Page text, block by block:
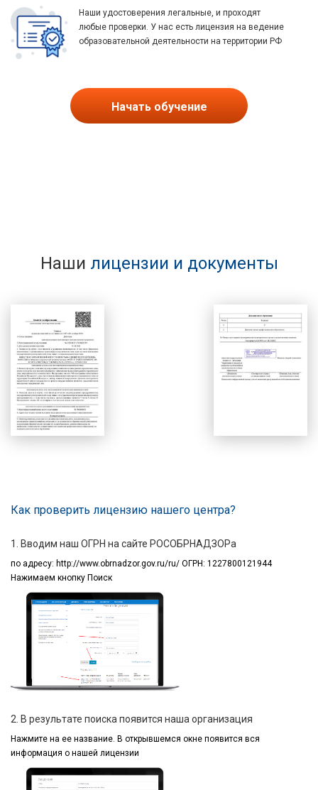
Наши удостоверения легальные, и проходят
любые проверки. У нас есть лицензия на ведение
образовательной деятельности на территории РФ
Начать обучение
Наши лицензии и документы
Как проверить лицензию нашего центра?
1. Вводим наш ОГРН на сайте РОСОБРНАДЗОРа
по адресу: http://www.obrnadzor.gov.ru/ru/ ОГРН: 1227800121944
Нажимаем кнопку Поиск
2. В результате поиска появится наша организация
Нажмите на ее название. В открывшемся окне появится вся
информация о нашей лицензии